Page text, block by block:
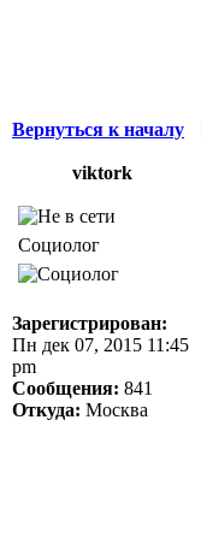
Вернуться к началу
viktork
Социолог
Зарегистрирован:
Пн дек 07, 2015 11:45
pm
Сообщения: 841
Откуда: Москва